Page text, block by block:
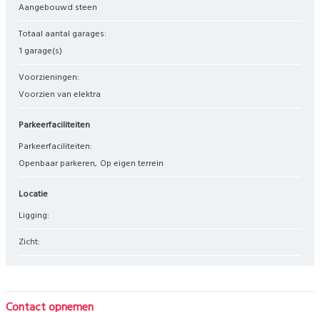
Aangebouwd steen
Totaal aantal garages:
1 garage(s)
Voorzieningen:
Voorzien van elektra
Parkeerfaciliteiten
Parkeerfaciliteiten:
Openbaar parkeren Op eigen terrein
Locatie
Ligging:
Zicht:
Contact opnemen